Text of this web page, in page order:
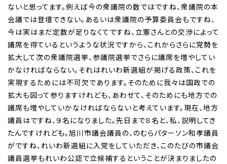
ないと思ってます。例えば今の衆議院の数ではですね、衆議院の本
会議では登壇できない。あるいは衆議院の予算委員会もですね、
今は実はまだ定数が足りなくてですね、立憲さんとの交渉によって
議席を得ているというような状況ですから、これからさらに党勢を
拡大して次の衆議院選挙、参議院選挙でさらに議席を増やしてい
かなければならない。それはれいわ新選組が掲げる政策、これを
実現するためには不可欠であります。そのために我々は国政での
拡大も図って参りますけれども、あわせて、そのためにも地方での
議席も増やしていかなければならないと考えています。現在、地方
議員はですね、９名になりました。先日まで８名と、私、説明してき
たんですけれども。旭川市議会議員の、のむらパターソン和孝議員
がですね、れいわ新選組に入党をしていただき、このたびの市議会
議員選挙もれいわ公認で立候補するということが決まりましたの